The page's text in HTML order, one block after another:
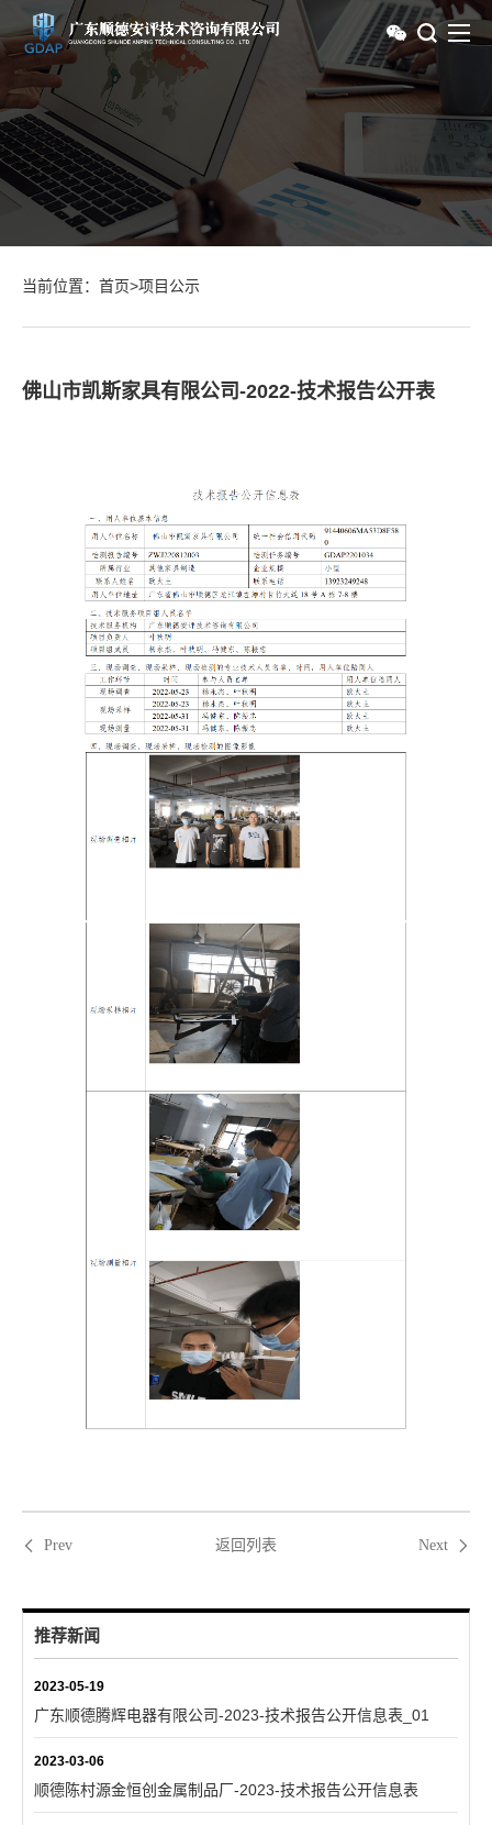
当前位置： 首页>项目公示
佛山市凯斯家具有限公司-2022-技术报告公开表
Prev 返回列表 Next
推荐新闻
2023-05-19
广东顺德腾辉电器有限公司-2023-技术报告公开信息表_01
2023-03-06
顺德陈村源金恒创金属制品厂-2023-技术报告公开信息表